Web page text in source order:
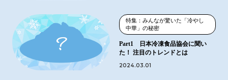
特集：みんなが驚いた「冷やし
中華」の秘密
Part1 日本冷凍食品協会に聞い
た！ 注目のトレンドとは
2024.03.01